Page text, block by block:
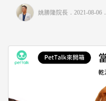
姚勝隆院長 ．2021-08-06．